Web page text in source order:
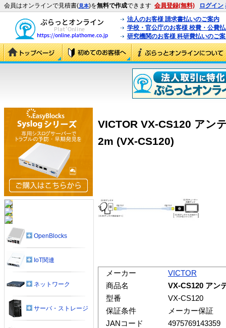
会員はオンラインで見積書(見本)を無料で作成できます 会員登録(無料) ログイン
法人のお客様 請求書払いのご案内
学校・官公庁のお客様 校費・公費
研究機関のお客様 科研費払いのご
VICTOR VX-CS120 アン
2m (VX-CS120)
メーカー
VICTOR
商品名
VX-CS120 アン
型番
VX-CS120
保証条件
メーカー保証
JANコード
4975769143359
OpenBlocks
IoT関連
ネットワーク
サーバ・ストレージ